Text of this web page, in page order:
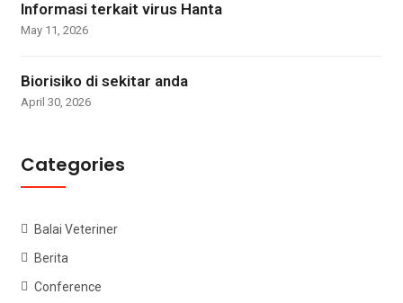
Informasi terkait virus Hanta
May 11, 2026
Biorisiko di sekitar anda
April 30, 2026
Categories
Balai Veteriner
Berita
Conference